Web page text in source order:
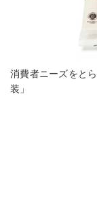
消費者ニーズをと
装」